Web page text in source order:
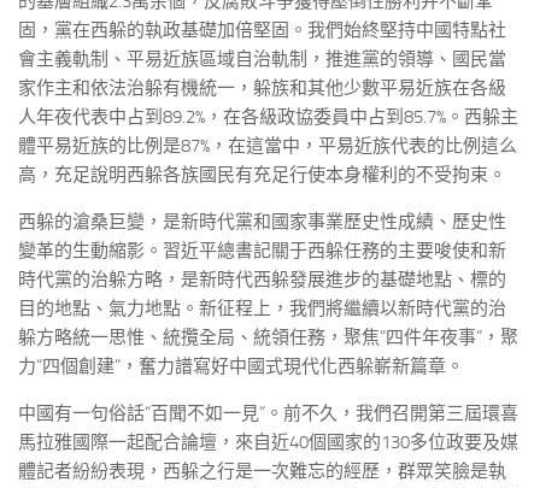
固，黨在西躲的執政基礎加倍堅固。我們始終堅持中國特點社
會主義軌制、平易近族區域自治軌制，推進黨的領導、國民當
家作主和依法治躲有機統一，躲族和其他少數平易近族在各級
人年夜代表中占到89.2%，在各級政協委員中占到85.7%。西躲主
體平易近族的比例是87%，在這當中，平易近族代表的比例這么
高，充足說明西躲各族國民有充足行使本身權利的不受拘束。
西躲的滄桑巨變，是新時代黨和國家事業歷史性成績、歷史性
變革的生動縮影。習近平總書記關于西躲任務的主要唆使和新
時代黨的治躲方略，是新時代西躲發展進步的基礎地點、標的
目的地點、氣力地點。新征程上，我們將繼續以新時代黨的治
躲方略統一思惟、統攬全局、統領任務，聚焦“四件年夜事”，聚
力“四個創建”，奮力譜寫好中國式現代化西躲嶄新篇章。
中國有一句俗話“百聞不如一見”。前不久，我們召開第三屆環喜
馬拉雅國際一起配合論壇，來自近40個國家的130多位政要及媒
體記者紛紛表現，西躲之行是一次難忘的經歷，群眾笑臉是執